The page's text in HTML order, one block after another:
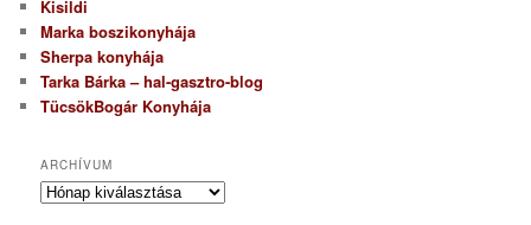
Kisildi
Marka boszikonyhája
Sherpa konyhája
Tarka Bárka – hal-gasztro-blog
TücsökBogár Konyhája
ARCHÍVUM
A